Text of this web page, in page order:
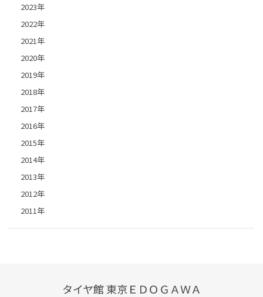
2023年
2022年
2021年
2020年
2019年
2018年
2017年
2016年
2015年
2014年
2013年
2012年
2011年
タイヤ館 東京ＥＤＯＧＡＷＡ